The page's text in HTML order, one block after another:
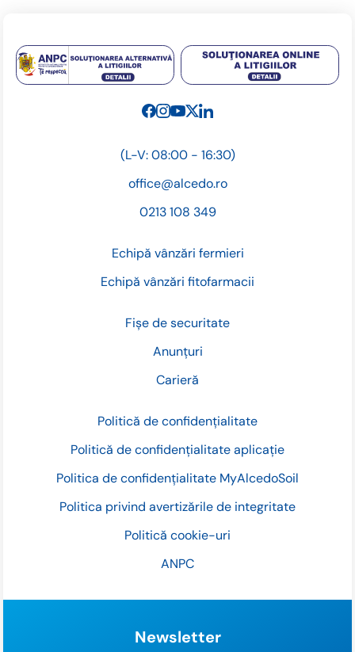
Fișe de securitate
Anunțuri
Carieră
Politică de confidențialitate
Politică de confidențialitate aplicație
Politica de confidențialitate MyAlcedoSoil
Politica privind avertizările de integritate
Politică cookie-uri
ANPC
(L-V: 08:00 - 16:30)
office@alcedo.ro
0213 108 349
Echipă vânzări fermieri
Echipă vânzări fitofarmacii
Newsletter